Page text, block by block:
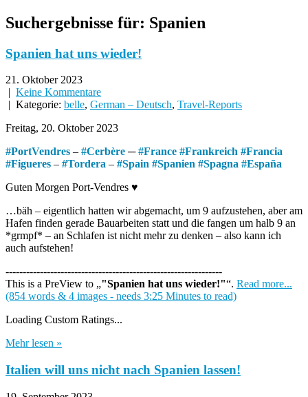
Suchergebnisse für: Spanien
Spanien hat uns wieder!
21. Oktober 2023
| Keine Kommentare
| Kategorie: belle, German – Deutsch, Travel-Reports
Freitag, 20. Oktober 2023
#PortVendres – #Cerbère ─#France #Frankreich #Francia
#Figueres – #Tordera – #Spain #Spanien #Spagna #España
Guten Morgen Port-Vendres ♥
…bäh – eigentlich hatten wir abgemacht, um 9 aufzustehen, aber am
Hafen finden gerade Bauarbeiten statt und die fangen um halb 9 an
*grmpf* – an Schlafen ist nicht mehr zu denken – also kann ich
auch aufstehen!
---------------------------------------------------------------
This is a PreView to
"Spanien hat uns wieder!" . Read more...
(854 words & 4 images - needs 3:25 Minutes to read)
Loading Custom Ratings...
Mehr lesen »
Italien will uns nicht nach Spanien lassen!